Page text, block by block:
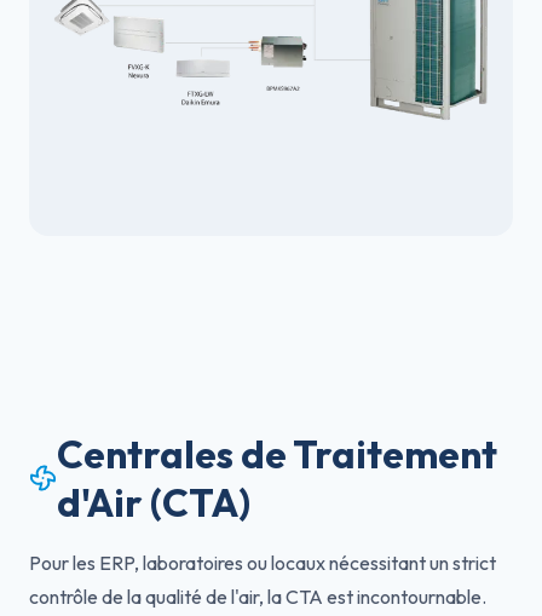
Centrales de Traitement
d'Air (CTA)
Pour les ERP, laboratoires ou locaux nécessitant un strict
contrôle de la qualité de l'air, la CTA est incontournable.